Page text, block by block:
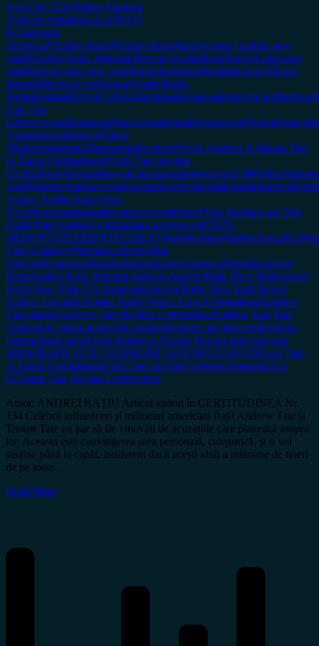
April 10, 2023 Miron Manega
ArhivaCertitudinea printINFO
0 Comment
#america#Andrei Rațiu#Andrei Ratiu#andrei ratiu jurnalist new
york#Andrei Ratiu Jurnalist Revista Certitudinea#andrei ratiu new
york#andrei rațiu new york#andreirațiu#andreiratiu#AndreiRațiu
JurnalistRevistaCertitudina#AndreiRatiu
SeniorAuthorRevistaCertitudinea#andreiratiuautorrevistacertitudinea
Tate Top
G#andrewandtristantate#andrewtate#andrewtatetopg#Anglia
Trump#donaldtrump#Elton
Musk#eltonmusk#famoustatebrothers#Frații Andrew şi Tristan Tate
in Ziarul Certitudinea#Fratii Tate Revista
Certitudinea#frațiiandrewşitristantatenusuntvinovati100%
york#onu#romania#romaniacoruption#romaniadeepstatetatebrothers
Author Andrei Ratiu New
York#seniorauthorandreiratiunewyork#tate#Tate Brothers are Not
Guilty#tate brothers certitudinea newspaper#TATE
NEWS#TATEARENOTGUILTY#tatebrothers#tatebrothers2023
Tate Academy#thetateacademy#Top
G#topg#tristantate#uk#un#unitedstatesofamerica#us#usaAndrei
RatiuAndrei Ratiu Jurnalist AmericaAndrei Ratiu New YorkAndrei
Ratiu New York City JournalistAndrei Rațiu New York Senior
Author JournalistAndrei Ratiu Senior Autor CertitudineaAndrew
Tate noutatiAndrew Tate Revista CertitudineaAndrew Tate Top
Garticol in romanaarticol în românăbrothers are innocentbrothers
international newsFratii Andew si Tristan Tate nu sunt vinovati
100%FRATII TATE 2023FRATII TATE BUCURESTIFrații Tate
in Ziarul CertitudineaFrații Tate stiriTate brothers RomaniaTop
GTristan Tate Revista Certitudinea
Autor: ANDREI RAȚIU Articol apărut în CERTITUDINEA Nr.
134 Celebrii influenceri şi milionari americani frații Andrew Tate şi
Tristan Tate nu par să fie vinovați de acuzațiile care planează asupra
lor. Aceasta este convingerea mea personală, categorică, şi o voi
susține până la capăt, indiferent dacă aceşti idoli a milioane de tineri
de pe toate…
Read More